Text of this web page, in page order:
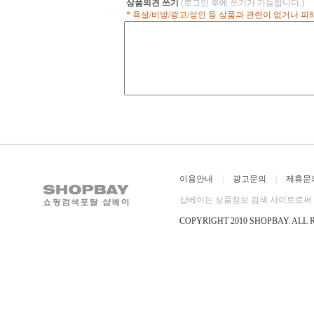
상품의견 쓰기 (로그인 후에 쓰기가 가능합니다.)
* 욕설/비방/광고/성인 등 상품과 관련이 없거나
이용안내 광고문의 제휴문
샵베이는 상품정보 검색 사이트로
COPYRIGHT 2010 SHOPBAY. ALL